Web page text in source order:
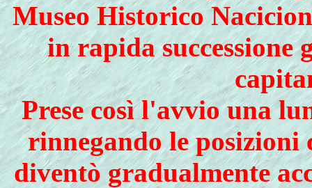
Museo Historico
in rapida successione
Prese così l'avvio una
rinnegando le posizioni
diventò gradualmente